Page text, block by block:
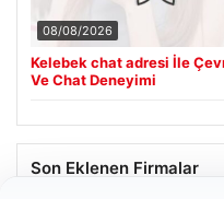
08/08/2026
Kelebek chat adresi İle
Ve Chat Deneyimi
Son Eklenen Firmalar